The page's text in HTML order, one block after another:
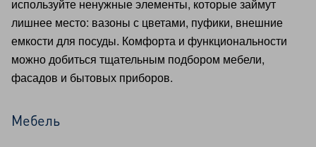
используйте ненужные элементы, которые займут
лишнее место: вазоны с цветами, пуфики, внешние
емкости для посуды. Комфорта и функциональности
можно добиться тщательным подбором мебели,
фасадов и бытовых приборов.
Мебель